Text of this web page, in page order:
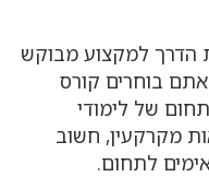
הדרך למקצוע מבוקש
בוחרים קורס
של לימודי
מקרקעין, חשוב
לתחום.